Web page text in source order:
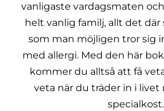
vanligaste vardagsmaten
helt vanlig familj, allt det där
som man möjligen tror sig
med allergi. Med den här
kommer du alltså att få
veta när du träder in i livet
specialkost.